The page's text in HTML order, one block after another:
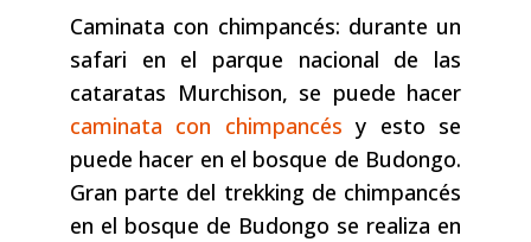
Caminata con chimpancés: durante un
safari en el parque nacional de las
cataratas Murchison, se puede hacer
caminata con chimpancés y esto se
puede hacer en el bosque de Budongo.
Gran parte del trekking de chimpancés
en el bosque de Budongo se realiza en